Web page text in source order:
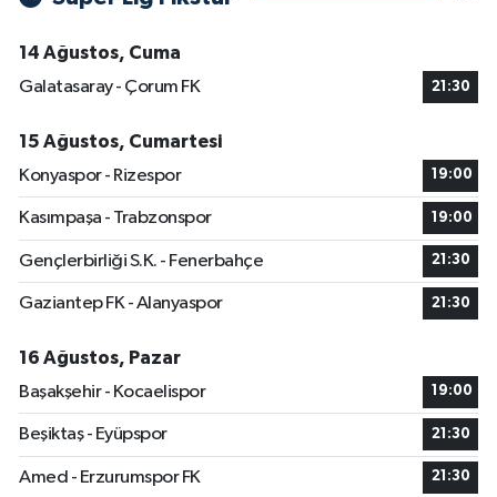
14 Ağustos, Cuma
Galatasaray - Çorum FK
21:30
15 Ağustos, Cumartesi
Konyaspor - Rizespor
19:00
Kasımpaşa - Trabzonspor 19:00
Gençlerbirliği S.K. - Fenerbahçe 21:30
Gaziantep FK - Alanyaspor 21:30
16 Ağustos, Pazar
Başakşehir - Kocaelispor
19:00
Beşiktaş - Eyüpspor 21:30
Amed - Erzurumspor FK 21:30